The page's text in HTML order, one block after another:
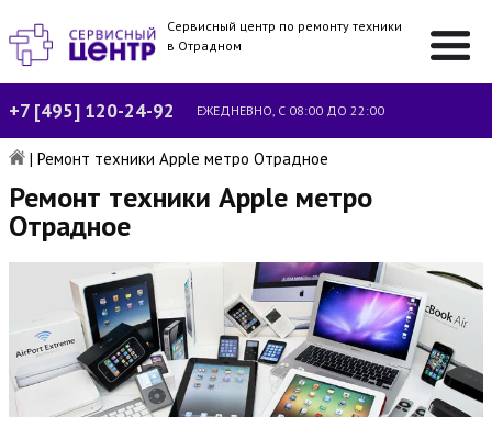
Сервисный центр по ремонту техники
в Отрадном
+7 [495] 120-24-92 ЕЖЕДНЕВНО, С 08:00 ДО 22:00
| Ремонт техники Apple метро Отрадное
Ремонт техники Apple метро
Отрадное